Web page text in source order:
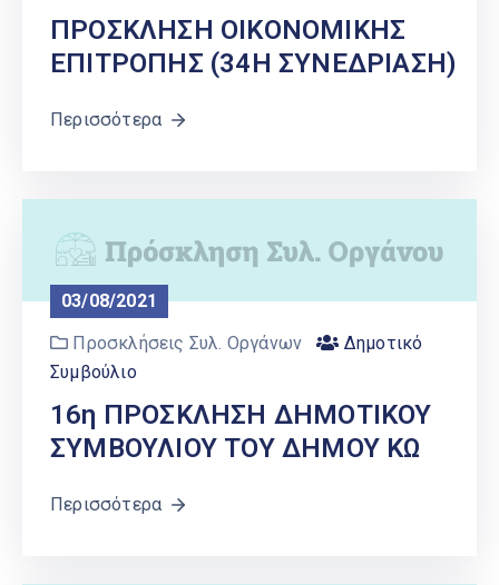
ΠΡΟΣΚΛΗΣΗ ΟΙΚΟΝΟΜΙΚΗΣ
ΕΠΙΤΡΟΠΗΣ (34Η ΣΥΝΕΔΡΙΑΣΗ)
Περισσότερα
03/08/2021
Προσκλήσεις Συλ. Οργάνων
Δημοτικό
Συμβούλιο
16η ΠΡΟΣΚΛΗΣΗ ΔΗΜΟΤΙΚΟΥ
ΣΥΜΒΟΥΛΙΟΥ ΤΟΥ ΔΗΜΟΥ ΚΩ
Περισσότερα